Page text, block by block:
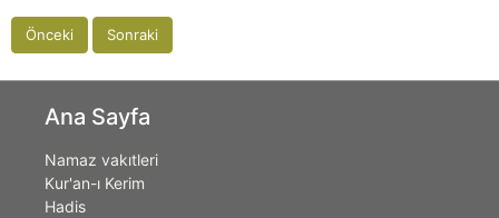
Önceki Sonraki
Ana Sayfa
Namaz vakıtleri
Kur'an-ı Kerim
Hadis